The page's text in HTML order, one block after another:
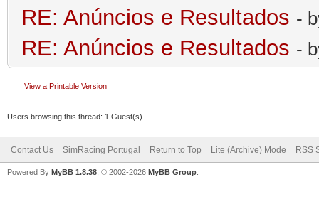
RE: Anúncios e Resultados -
RE: Anúncios e Resultados -
View a Printable Version
Users browsing this thread: 1 Guest(s)
Contact Us SimRacing Portugal Return to Top Lite (Archive) Mode RSS
Powered By MyBB 1.8.38 , © 2002-2026 MyBB Group